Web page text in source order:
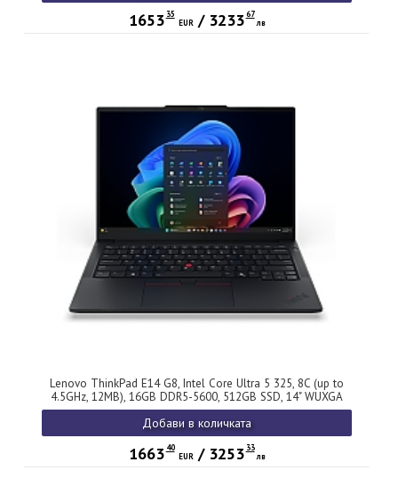
1653 35
EUR/ 3233 67
лв
Lenovo ThinkPad E14 G8, Intel Core Ultra 5 325, 8C (up to
4.5GHz, 12MB), 16GB DDR5-5600, 512GB SSD, 14" WUXGA
(1920x1200) IPS AG, Intel Graphics, FHDp&IR Cam, Backlit
KB, WLAN, BT, FPR, 4 cell, Win 11 Pro, 3Y Onsite
Добави в количката
1663 40
EUR/ 3253 33
лв